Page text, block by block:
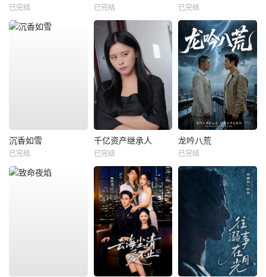
已完结 已完结 已完结
沉香如雪
已完结
千亿资产继承人
已完结
龙吟八荒
已完结